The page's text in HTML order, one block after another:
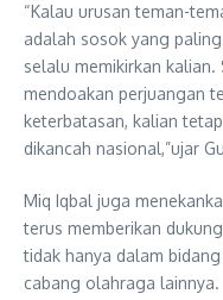
“Kalau urusan teman-
adalah sosok yang
selalu memikirkan
mendoakan perjuangan
keterbatasan, kalian
dikancah nasional,”ujar
Miq Iqbal juga
terus memberikan
tidak hanya dalam
cabang olahraga lainnya.